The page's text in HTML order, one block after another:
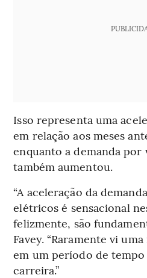
Isso representa uma
em relação aos meses
enquanto a demanda por
também aumentou.
“A aceleração da
elétricos é sensacional
felizmente, são
Favey. “Raramente vi
em um período de
carreira.”